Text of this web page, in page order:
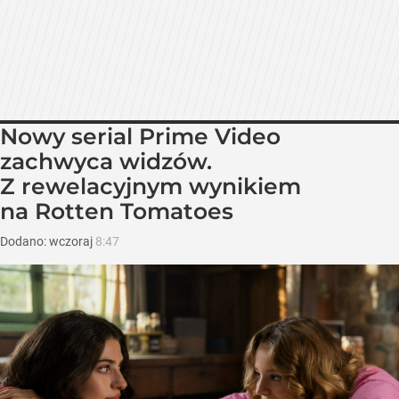
Nowy serial Prime Video
zachwyca widzów.
Z rewelacyjnym wynikiem
na Rotten Tomatoes
Dodano:wczoraj 8:47